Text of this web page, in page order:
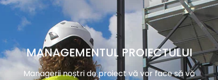
MANAGEMENTUL PROIECTULUI
Managerii noștri de proiect vă vor face să vă